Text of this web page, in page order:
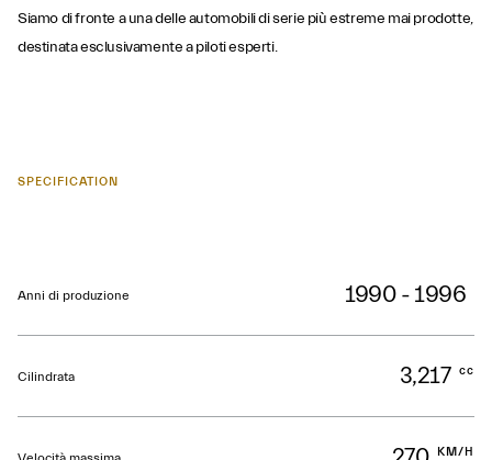
Siamo di fronte a una delle automobili di serie più estreme mai prodotte,
destinata esclusivamente a piloti esperti.
SPECIFICATION
Anni di produzione 1990 - 1996
Cilindrata 3,217 cc
KM/H